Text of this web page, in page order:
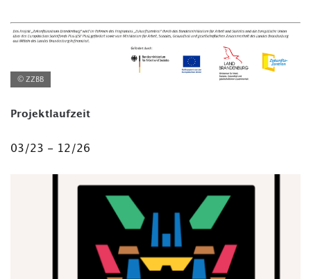
© ZZBB
Projektlaufzeit
03/23 - 12/26